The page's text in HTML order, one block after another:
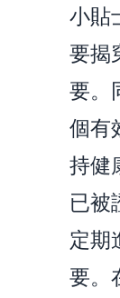
小貼
要揭
要。
個有
持健
已被
定期
要。